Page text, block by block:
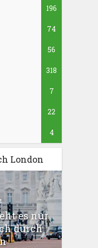
196
74
56
318
7
22
4
London
es nur
durch